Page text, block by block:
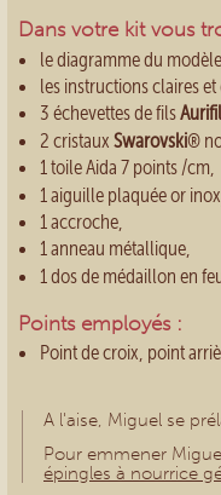
Dans votre kit vous
le diagramme du modèle,
les instructions claires et
3 échevettes de filsAurifil
2 cristaux Swarovski®
1 toile Aida 7 points /cm,
1 aiguille plaquée or
1 accroche,
1 anneau métallique,
1 dos de médaillon en
Points employés :
Point de croix, point
A l'aise, Miguel se
Pour emmener
épingles à nourrice